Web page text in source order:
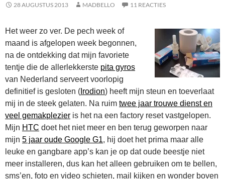
28 AUGUSTUS 2013 MADBELLO 11 REACTIES
Het weer zo ver. De pech week of
maand is afgelopen week begonnen,
na de ontdekking dat mijn favoriete
tentje die de allerlekkerste pita gyros
van Nederland serveert voorlopig
definitief is gesloten ( Irodion) heeft mijn steun en toeverlaat
mij in de steek gelaten. Na ruim twee jaar trouwe dienst en
veel gemakplezier is het na een factory reset vastgelopen.
Mijn HTC doet het niet meer en ben terug geworpen naar
mijn 5 jaar oude Google G1, hij doet het prima maar alle
leuke en gangbare app’s kan je op dat oude beestje niet
meer installeren, dus kan het alleen gebruiken om te bellen,
sms’en, foto en video schieten, mail kijken en wonder boven